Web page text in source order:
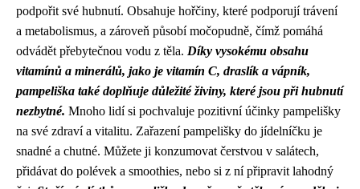
podpořit své hubnutí. Obsahuje hořčiny, které podporují trávení
a metabolismus, a zároveň působí močopudně, čímž pomáhá
odvádět přebytečnou vodu z těla. Díky vysokému obsahu
vitamínů a minerálů, jako je vitamín C, draslík a vápník,
pampeliška také doplňuje důležité živiny, které jsou při hubnutí
nezbytné. Mnoho lidí si pochvaluje pozitivní účinky pampelišky
na své zdraví a vitalitu. Zařazení pampelišky do jídelníčku je
snadné a chutné. Můžete ji konzumovat čerstvou v salátech,
přidávat do polévek a smoothies, nebo si z ní připravit lahodný